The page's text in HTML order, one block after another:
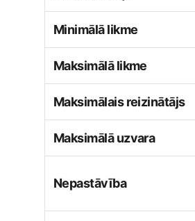
Minimālā likme
Maksimālā likme
Maksimālais reizinātājs
Maksimālā uzvara
Nepastāvība